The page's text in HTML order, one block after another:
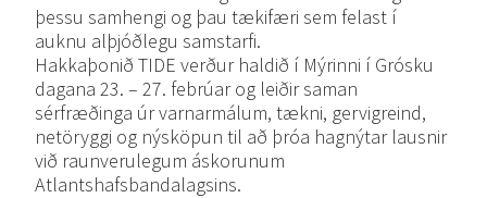
þessu samhengi og þau tækifæri sem felast í
auknu alþjóðlegu samstarfi.
Hakkaþonið TIDE verður haldið í Mýrinni í Grósku
dagana 23. – 27. febrúar og leiðir saman
sérfræðinga úr varnarmálum, tækni, gervigreind,
netöryggi og nýsköpun til að þróa hagnýtar lausnir
við raunverulegum áskorunum
Atlantshafsbandalagsins.